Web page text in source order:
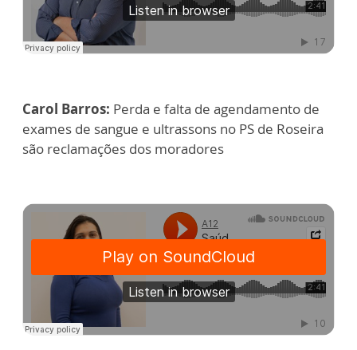
Carol Barros: Perda e falta de agendamento de
exames de sangue e ultrassons no PS de Roseira
são reclamações dos moradores